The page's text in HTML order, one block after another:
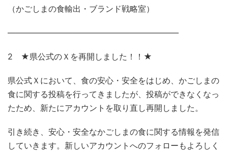
（かごしまの食輸出・ブランド戦略室）
―――――――――――――――――――――
2 ★県公式のＸを再開しました！！★
県公式Ｘにおいて、食の安心・安全をはじめ、かごしまの
食に関する投稿を行ってきましたが、投稿ができなくなっ
たため、新たにアカウントを取り直し再開しました。
引き続き、安心・安全なかごしまの食に関する情報を発信
していきます。新しいアカウントへのフォローもよろしく